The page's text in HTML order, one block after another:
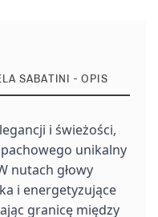
SABATINI - OPIS
i świeżości,
unikalny
nutach głowy
i energetyzujące
granicę między